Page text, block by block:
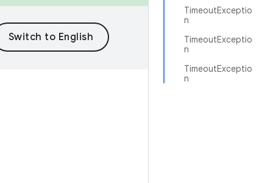
TimeoutExceptio
n
TimeoutExceptio
n
TimeoutExceptio
n